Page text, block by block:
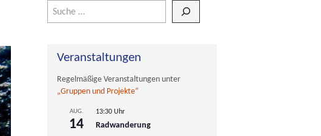
Veranstaltungen
Regelmäßige Veranstaltungen unter
„Gruppen und Projekte“
AUG.
14
13:30 Uhr
Radwanderung